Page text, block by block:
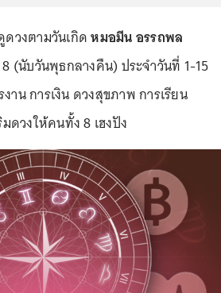
วงตามวันเกิดหมอมีน อรรถพล
(นับวันพุธกลางคืน) ประจำวันที่ 1-15
าน การเงิน ดวงสุขภาพ การเรียน
ดวงให้คนทั้ง 8 เฮงปัง